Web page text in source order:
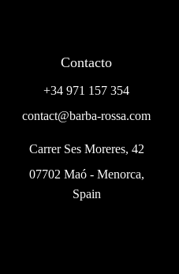
Contacto
+34 971 157 354
contact@barba-rossa.com
Carrer Ses Moreres, 42
07702 Maó - Menorca,
Spain